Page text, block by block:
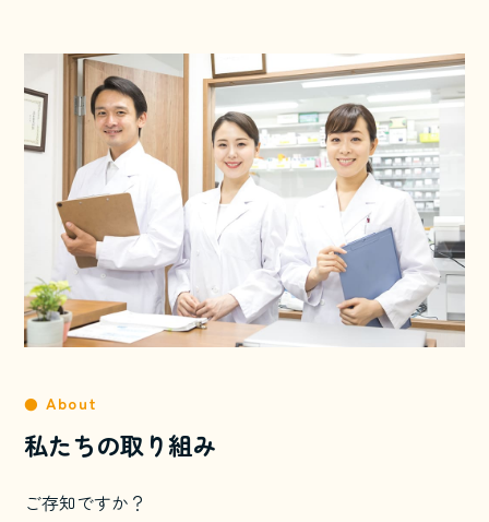
About
私たちの取り組み
ご存知ですか？